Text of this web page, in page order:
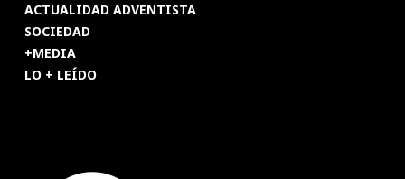
ACTUALIDAD ADVENTISTA
SOCIEDAD
+MEDIA
LO + LEÍDO